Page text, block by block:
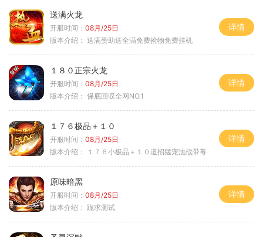
送满火龙
开服时间： 08月/25日
版本介绍： 送满赞助送全满免费捡物免费挂机
详情
１８０正宗火龙
开服时间： 08月/25日
版本介绍： 保底回収全网NO.1
详情
１７６极品＋１０
开服时间： 08月/25日
版本介绍：
１７６小极品＋１０道招猛宠法战带毒
详情
原味暗黑
开服时间： 08月/25日
版本介绍： 跪求测试
详情